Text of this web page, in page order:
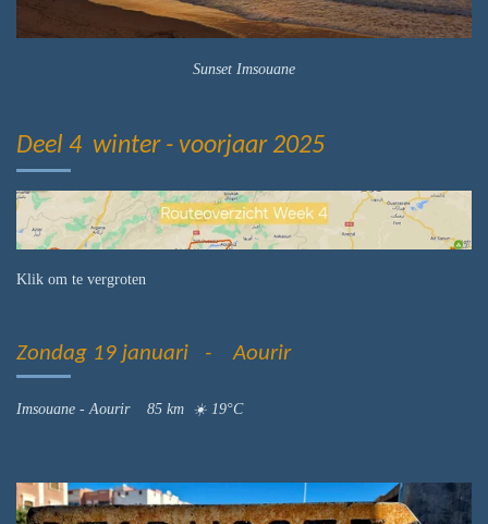
Sunset Imsouane
Deel 4 winter - voorjaar 2025
Klik om te vergroten
Zondag 19 januari - Aourir
Imsouane - Aourir 85 km ☀️ 19°C